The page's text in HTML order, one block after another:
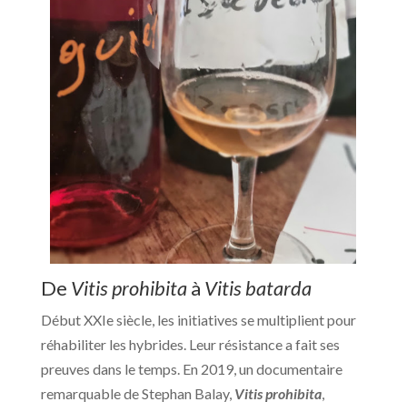
De Vitis prohibitaà Vitis batarda
Début XXIe siècle, les initiatives se multiplient pour
réhabiliter les hybrides. Leur résistance a fait ses
preuves dans le temps. En 2019, un documentaire
remarquable de Stephan Balay, Vitis prohibita,